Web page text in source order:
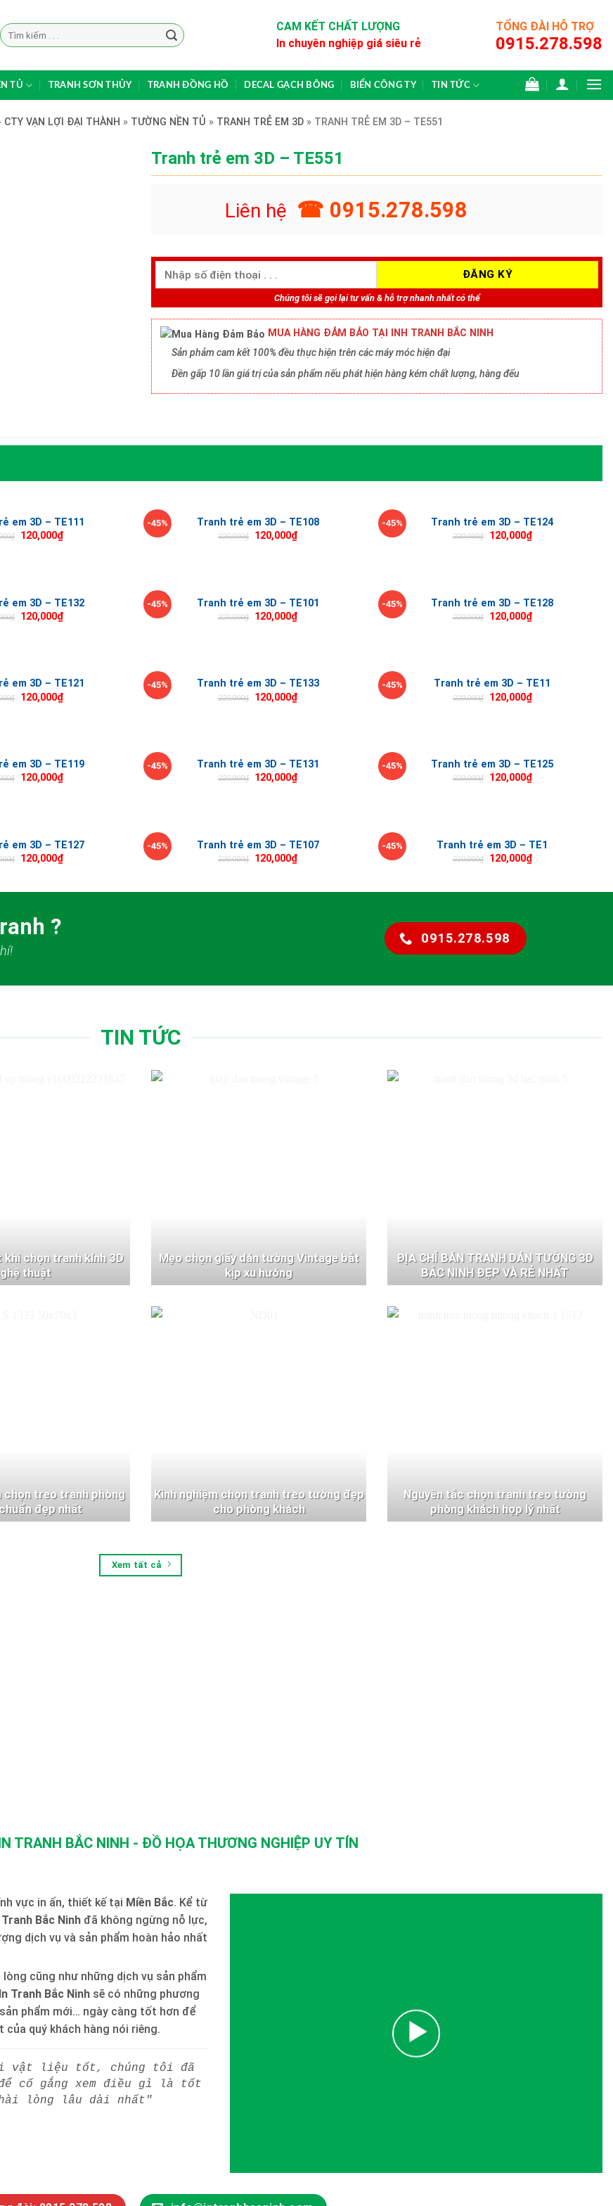
Search
for:
CAM KẾT CHẤT LƯỢNG
In chuyên nghiệp giá siêu rẻ
TỔNG ĐÀI HỖ TRỢ
0915.278.598
TỦ TRANH SƠN THỦY TRANH ĐỒNG HỒ DECAL GẠCH BÔNG BIỂN CÔNG TY TIN TỨC
CTY VẠN LỢI ĐẠI THÀNH » TƯỜNG NỀN TỦ » TRANH TRẺ EM 3D » TRANH TRẺ EM 3D – TE551
Tranh trẻ em 3D – TE551
Liên hệ ☎ 0915.278.598
Chúng tôi sẽ gọi lại tư vấn & hỗ trợ nhanh nhất có thể
MUA HÀNG ĐẢM BẢO TẠI INH TRANH BẮC NINH
Sản phảm cam kết 100% đều thực hiện trên các máy móc hiện đại
Đền gấp 10 lần giá trị của sản phẩm nếu phát hiện hàng kém chất lượng, hàng đểu
em 3D – TE111
₫ 120,000₫
-45% Tranh trẻ em 3D – TE108
220,000₫ 120,000₫
-45% Tranh trẻ em 3D – TE124
220,000₫ 120,000₫
em 3D – TE132
₫ 120,000₫
-45% Tranh trẻ em 3D – TE101
220,000₫ 120,000₫
-45% Tranh trẻ em 3D – TE128
220,000₫ 120,000₫
em 3D – TE121
₫ 120,000₫
-45% Tranh trẻ em 3D – TE133
220,000₫ 120,000₫
-45% Tranh trẻ em 3D – TE11
220,000₫ 120,000₫
em 3D – TE119
₫ 120,000₫
-45% Tranh trẻ em 3D – TE131
220,000₫ 120,000₫
-45% Tranh trẻ em 3D – TE125
220,000₫ 120,000₫
em 3D – TE127
₫ 120,000₫
-45% Tranh trẻ em 3D – TE107
220,000₫ 120,000₫
-45% Tranh trẻ em 3D – TE1
220,000₫ 120,000₫
? 0915.278.598
TIN TỨC
khi chọn tranh kính 3D
thuật
Mẹo chọn giấy dán tường Vintage bắt
kịp xu hướng
ĐỊA CHỈ BÁN TRANH DÁN TƯỜNG 3D
BẮC NINH ĐẸP VÀ RẺ NHẤT
chọn treo tranh phòng
đẹp nhất
Kinh nghiệm chọn tranh treo tường đẹp
cho phòng khách
Nguyên tắc chọn tranh treo tường
phòng khách hợp lý nhất
Xem tất cả
TRANH BẮC NINH - ĐỒ HỌA THƯƠNG NGHIỆP UY TÍN
vực in ấn, thiết kế tại Miền Bắc. Kể từ
Bắc Ninh đã không ngừng nỗ lực,
dịch vụ và sản phẩm hoàn hảo nhất
cũng như những dịch vụ sản phẩm
Tranh Bắc Ninh sẽ có những phương
phẩm mới… ngày càng tốt hơn để
quý khách hàng nói riêng.
vật liệu tốt, chúng tôi đã
cố gắng xem điều gì là tốt
hài lòng lâu dài nhất"